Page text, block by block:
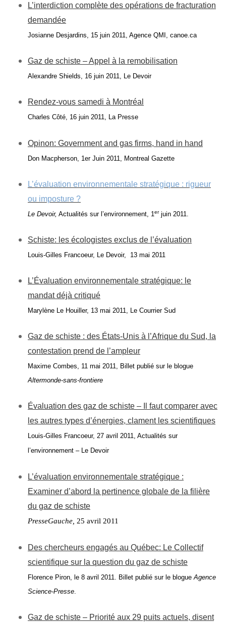
L’interdiction complète des opérations de fracturation
demandée
Josianne Desjardins, 15 juin 2011, Agence QMI, canoe.ca
Gaz de schiste – Appel à la remobilisation
Alexandre Shields, 16 juin 2011, Le Devoir
Rendez-vous samedi à Montréal
Charles Côté, 16 juin 2011, La Presse
Opinon: Government and gas firms, hand in hand
Don Macpherson, 1er Juin 2011, Montreal Gazette
L’évaluation environnementale stratégique : rigueur
ou imposture ?
Le Devoir, Actualités sur l’environnement, 1erjuin 2011.
Schiste: les écologistes exclus de l’évaluation
Louis-Gilles Francoeur, Le Devoir, 13 mai 2011
L’Évaluation environnementale stratégique: le
mandat déjà critiqué
Marylène Le Houiller, 13 mai 2011, Le Courrier Sud
Gaz de schiste : des États-Unis à l’Afrique du Sud, la
contestation prend de l’ampleur
Maxime Combes, 11 mai 2011, Billet publié sur le blogue
Altermonde-sans-frontiere
Évaluation des gaz de schiste – Il faut comparer avec
les autres types d’énergies, clament les scientifiques
Louis-Gilles Francoeur, 27 avril 2011, Actualités sur
l’environnement – Le Devoir
L’évaluation environnementale stratégique :
Examiner d’abord la pertinence globale de la filière
du gaz de schiste
PresseGauche, 25 avril 2011
Des chercheurs engagés au Québec: Le Collectif
scientifique sur la question du gaz de schiste
Florence Piron, le 8 avril 2011. Billet publié sur le blogueAgence
Science-Presse.
Gaz de schiste – Priorité aux 29 puits actuels, disent